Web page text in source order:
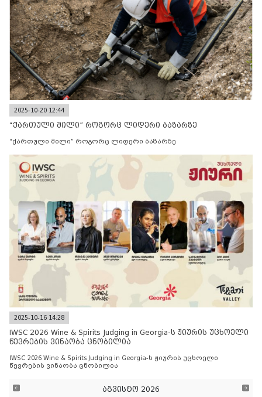
2025-10-20 12:44
“ქართული მილი” როგორც ლიდერი ბაზარზე
“ქართული მილი” როგორც ლიდერი ბაზარზე
2025-10-16 14:28
IWSC 2026 Wine & Spirits Judging in Georgia-ს ჟიურის უცხოელი
წევრების ვინაობა ცნობილია
IWSC 2026 Wine & Spirits Judging in Georgia-ს ჟიურის უცხოელი
წევრების ვინაობა ცნობილია
აგვისტო 2026